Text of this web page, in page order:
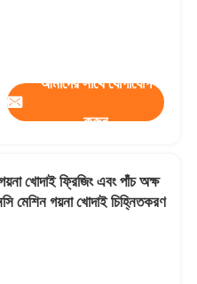
আমাদের সাথে যোগাযোগ
করুন
খোদাই ফ্রিজিং এবং পাঁচ অক্ষ
মেশিন গয়না খোদাই চিহ্নিতকরণ